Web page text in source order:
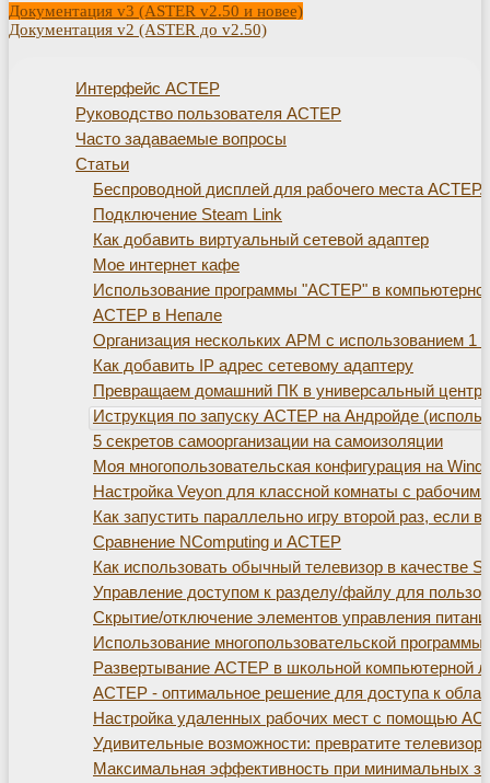
Документация v3 (ASTER v2.50 и новее)
Документация v2 (ASTER до v2.50)
Интерфейс АСТЕР
Руководство пользователя АСТЕР
Часто задаваемые вопросы
Статьи
Беспроводной дисплей для рабочего места АСТЕР.
Подключение Steam Link
Как добавить виртуальный сетевой адаптер
Мое интернет кафе
Использование программы "АСТЕР" в
АСТЕР в Непале
Организация нескольких АРМ с использованием 1
Как добавить IP адрес сетевому адаптеру
Превращаем домашний ПК в универсальный центр
Иструкция по запуску АСТЕР на Андройде
5 секретов самоорганизации на самоизоляции
Моя многопользовательская конфигурация на
Настройка Veyon для классной комнаты с рабочим
Как запустить параллельно игру второй раз, если
Сравнение NComputing и АСТЕР
Как использовать обычный телевизор в качестве
Управление доступом к разделу/файлу для
Скрытие/отключение элементов управления
Использование многопользовательской
Развертывание АСТЕР в школьной компьютерной
АСТЕР - оптимальное решение для доступа к
Настройка удаленных рабочих мест с помощью
Удивительные возможности: превратите
Максимальная эффективность при минимальных